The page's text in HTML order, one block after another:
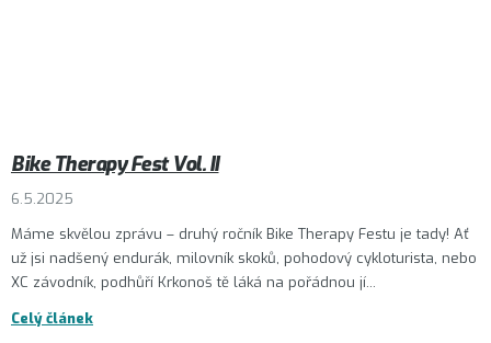
Bike Therapy Fest Vol. II
6.5.2025
Máme skvělou zprávu – druhý ročník Bike Therapy Festu je tady! Ať
už jsi nadšený endurák, milovník skoků, pohodový cykloturista, nebo
XC závodník, podhůří Krkonoš tě láká na pořádnou jí...
Celý článek